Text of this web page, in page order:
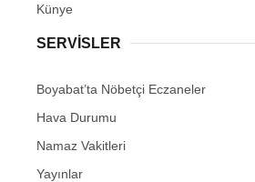
Künye
SERVISLER
Boyabat’ta Nöbetçi Eczaneler
Hava Durumu
Namaz Vakitleri
Yayınlar